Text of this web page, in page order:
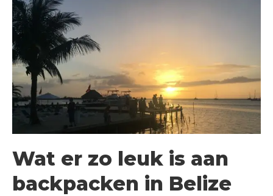
Wat er zo leuk is aan
backpacken in Belize